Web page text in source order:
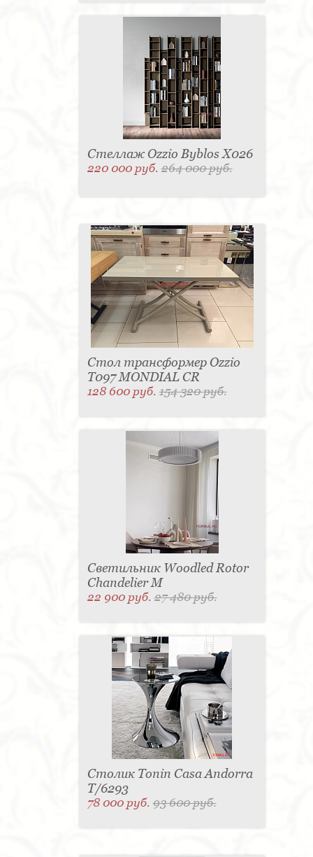
Стеллаж Ozzio Byblos X026
220 000 руб.264 000 руб.
Стол трансформер Ozzio
T097 MONDIAL CR
128 600 руб.154 320 руб.
Светильник Woodled Rotor
Chandelier M
22 900 руб.27 480 руб.
Столик Tonin Casa Andorra
T/6293
78 000 руб.93 600 руб.